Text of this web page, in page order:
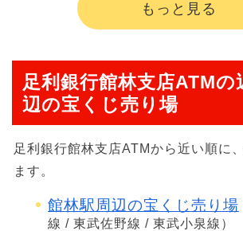
もっと見る
足利銀行館林支店ATMの
辺の宝くじ売り場
足利銀行館林支店ATMから近い順に
ます。
館林駅周辺の宝くじ売り場
線 / 東武佐野線 / 東武小泉線）